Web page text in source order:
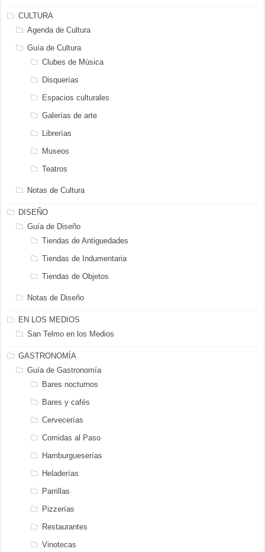
CULTURA
Agenda de Cultura
Guía de Cultura
Clubes de Música
Disquerías
Espacios culturales
Galerías de arte
Librerías
Museos
Teatros
Notas de Cultura
DISEÑO
Guía de Diseño
Tiendas de Antiguedades
Tiendas de Indumentaria
Tiendas de Objetos
Notas de Diseño
EN LOS MEDIOS
San Telmo en los Medios
GASTRONOMÍA
Guía de Gastronomía
Bares nocturnos
Bares y cafés
Cervecerías
Comidas al Paso
Hamburgueserías
Heladerías
Parrillas
Pizzerías
Restaurantes
Vinotecas